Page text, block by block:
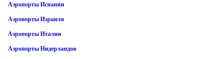
Аэропорты Испании
Аэропорты Израиля
Аэропорты Италии
Аэропорты Нидерландов